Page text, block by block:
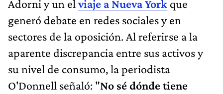
Adorni y un elviaje a Nueva York que
generó debate en redes sociales y en
sectores de la oposición. Al referirse a la
aparente discrepancia entre sus activos y
su nivel de consumo, la periodista
O'Donnell señaló: "No sé dónde tiene